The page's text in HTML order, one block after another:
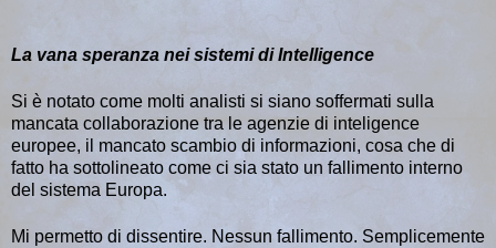
La vana speranza nei sistemi di Intelligence
Si è notato come molti analisti si siano soffermati sulla
mancata collaborazione tra le agenzie di inteligence
europee, il mancato scambio di informazioni, cosa che di
fatto ha sottolineato come ci sia stato un fallimento interno
del sistema Europa.
Mi permetto di dissentire. Nessun fallimento. Semplicemente